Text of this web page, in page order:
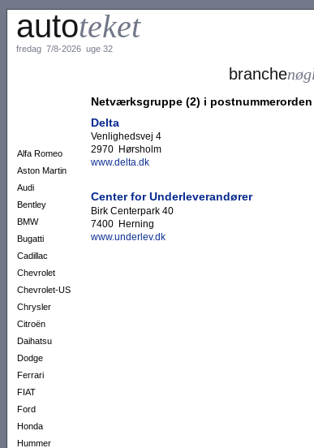
autoteket
fredag 7/8-2026 uge 32
Alfa Romeo
Aston Martin
Audi
Bentley
BMW
Bugatti
Cadillac
Chevrolet
Chevrolet-US
Chrysler
Citroën
Daihatsu
Dodge
Ferrari
FIAT
Ford
Honda
Hummer
branche
Netværksgruppe (2) i postnummerorden
Delta
Venlighedsvej 4
2970 Hørsholm
www.delta.dk
Center for Underleverandører
Birk Centerpark 40
7400 Herning
www.underlev.dk